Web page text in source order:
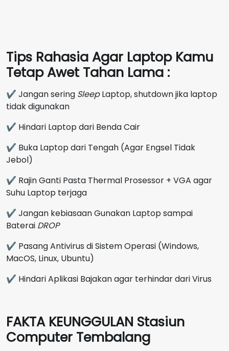
Tips Rahasia Agar Laptop Kamu
Tetap Awet Tahan Lama :
✔ Jangan sering SleepLaptop, shutdown jika laptop
tidak digunakan
✔ Hindari Laptop dari Benda Cair
✔ Buka Laptop dari Tengah (Agar Engsel Tidak
Jebol)
✔ Rajin Ganti Pasta Thermal Prosessor + VGA agar
Suhu Laptop terjaga
✔ Jangan kebiasaan Gunakan Laptop sampai
Baterai DROP
✔ Pasang Antivirus di Sistem Operasi (Windows,
MacOS, Linux, Ubuntu)
✔ Hindari Aplikasi Bajakan agar terhindar dari Virus
FAKTA KEUNGGULAN Stasiun
Computer Tembalang